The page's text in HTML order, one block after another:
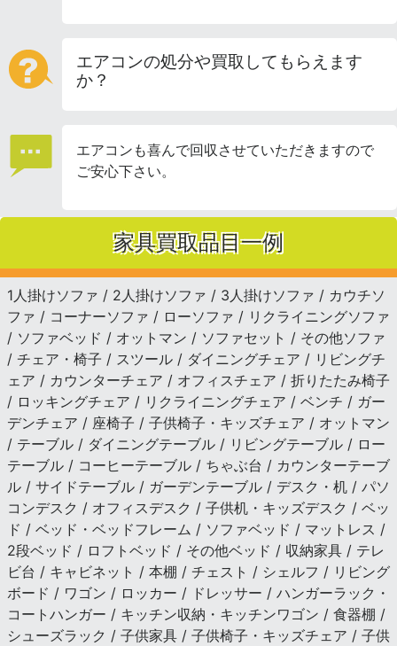
エアコンの処分や買取してもらえます
か？
エアコンも喜んで回収させていただきますので
ご安心下さい。
家具買取品目一例
1人掛けソファ / 2人掛けソファ / 3人掛けソファ / カウチソ
ファ / コーナーソファ / ローソファ / リクライニングソファ
/ ソファベッド / オットマン / ソファセット / その他ソファ
/ チェア・椅子 / スツール / ダイニングチェア / リビングチ
ェア / カウンターチェア / オフィスチェア / 折りたたみ椅子
/ ロッキングチェア / リクライニングチェア / ベンチ / ガー
デンチェア / 座椅子 / 子供椅子・キッズチェア / オットマン
/ テーブル / ダイニングテーブル / リビングテーブル / ロー
テーブル / コーヒーテーブル / ちゃぶ台 / カウンターテーブ
ル / サイドテーブル / ガーデンテーブル / デスク・机 / パソ
コンデスク / オフィスデスク / 子供机・キッズデスク / ベッ
ド / ベッド・ベッドフレーム / ソファベッド / マットレス /
2段ベッド / ロフトベッド / その他ベッド / 収納家具 / テレ
ビ台 / キャビネット / 本棚 / チェスト / シェルフ / リビング
ボード / ワゴン / ロッカー / ドレッサー / ハンガーラック・
コートハンガー / キッチン収納・キッチンワゴン / 食器棚 /
シューズラック / 子供家具 / 子供椅子・キッズチェア / 子供